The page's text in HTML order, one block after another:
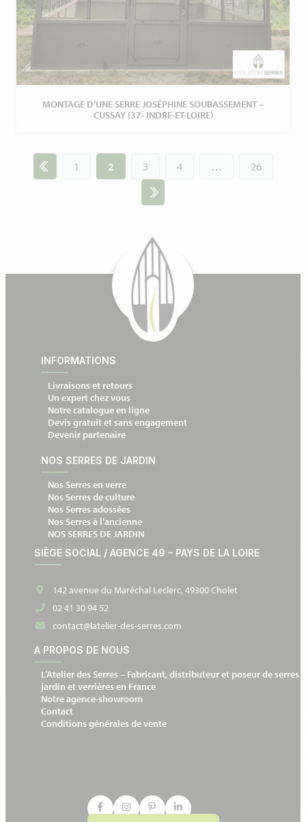
MONTAGE D’UNE SERRE JOSÉPHINE SOUBASSEMENT –
CUSSAY (37- INDRE-ET-LOIRE)
Navigation
des
1 2 3 4 … 26
INFORMATIONS
Livraisons et retours
Un expert chez vous
Notre catalogue en ligne
Devis gratuit et sans engagement
Devenir partenaire
NOS SERRES DE JARDIN
Nos Serres en verre
Nos Serres de culture
Nos Serres adossées
Nos Serres à l’ancienne
NOS SERRES DE JARDIN
SIÈGE SOCIAL / AGENCE 49 – PAYS DE LA LOIRE
142 avenue du Maréchal Leclerc, 49300 Cholet
02 41 30 94 52
contact@latelier-des-serres.com
A PROPOS DE NOUS
L’Atelier des Serres – Fabricant, distributeur et poseur de serres
jardin et verrières en France
Notre agence-showroom
Contact
Conditions générales de vente